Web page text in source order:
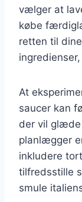
vælger at
købe
retten til
At
saucer kan
der vil
planlægger
inkludere
tilfredsstille
smule